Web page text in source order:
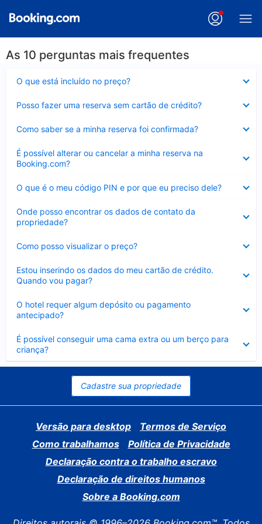
As 10 perguntas mais frequentes
O que está incluído no preço?
Posso fazer uma reserva sem cartão de crédito?
Como saber se a minha reserva foi confirmada?
É possível alterar ou cancelar a minha reserva na
Booking.com?
Contraído
O que é o meu código PIN e por que eu preciso dele?
Onde posso encontrar os dados de contato da
propriedade?
Como posso visualizar o preço?
Estou inserindo os dados do meu cartão de crédito.
Quando vou pagar?
O hotel requer algum depósito ou pagamento
antecipado?
É possível conseguir uma cama extra ou um berço para
criança?
Contraído
Cadastre sua propriedade
Versão para desktop
Termos de Serviço
Como trabalhamos
Política de Privacidade
Declaração contra o trabalho escravo
Declaração de direitos humanos
Sobre a Booking.com